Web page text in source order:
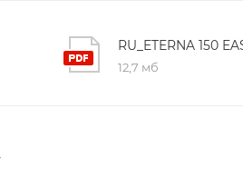
по безопасности и
RU_ETERNA 150
12,7 мб